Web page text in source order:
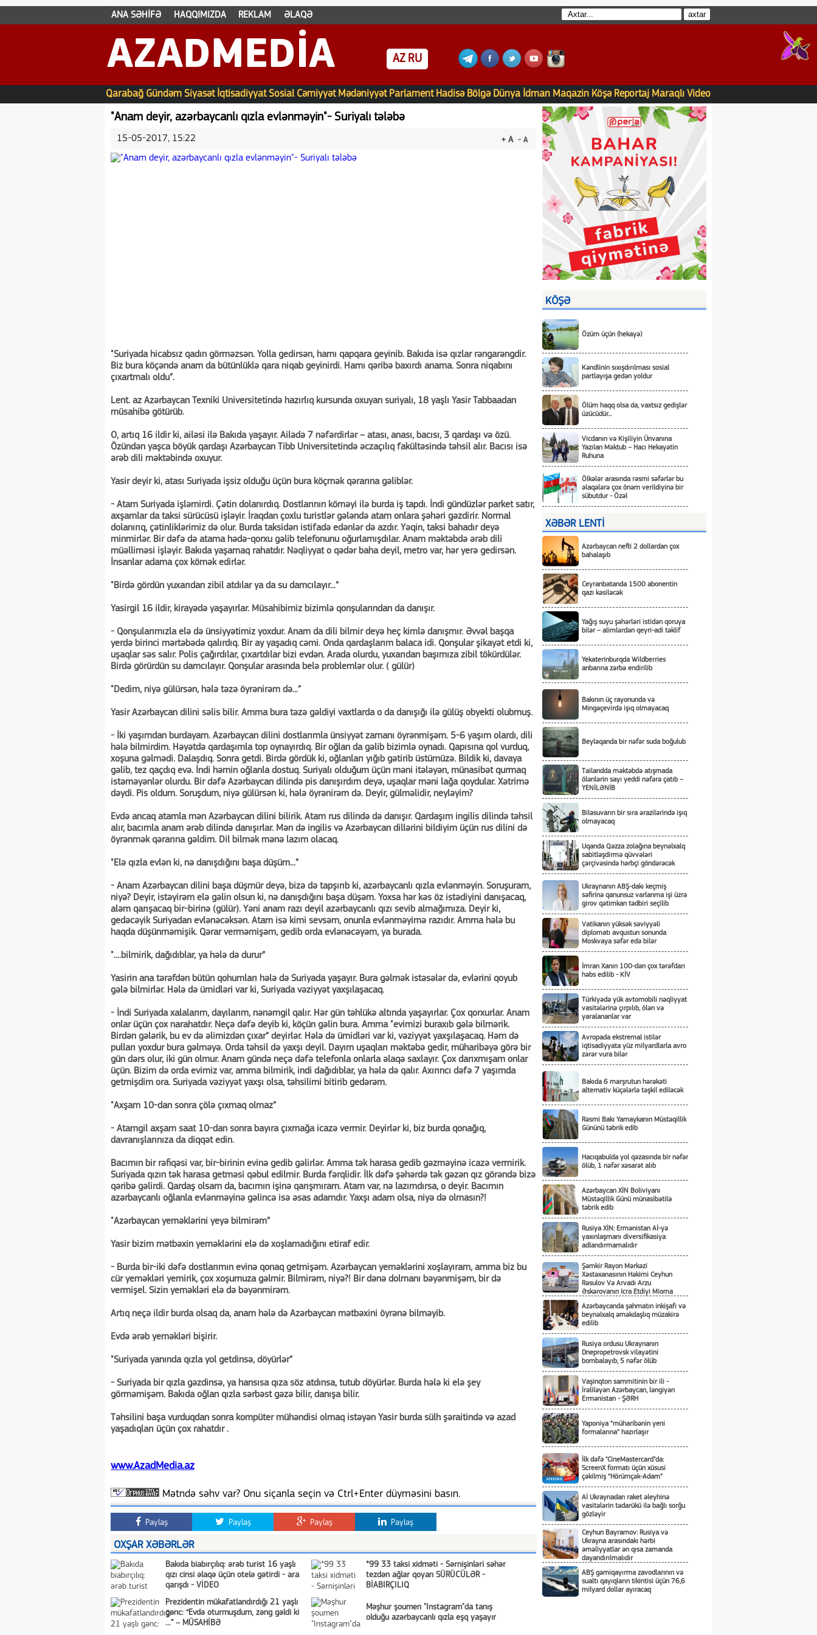
ANA SƏHİFƏ HAQQIMIZDA REKLAM ƏLAQƏ
AZADMEDIA AZ RU
Qarabağ Gündəm Siyasət İqtisadiyyat Sosial Cəmiyyət Mədəniyyət Parlament Hadisə Bölgə Dünya İdman Maqazin Köşə Reportaj Maraqlı Video
"Anam deyir, azərbaycanlı qızla evlənməyin"- Suriyalı tələbə
+ A - A
15-05-2017, 15:22
"Suriyada hicabsız qadın görməzsən. Yolla gedirsən, hamı qapqara geyinib. Bakıda isə qızlar rəngarəngdir.
Biz bura köçəndə anam da bütünlüklə qara niqab geyinirdi. Hamı qəribə baxırdı anama. Sonra niqabını
çıxartmalı oldu”.
Lent. az Azərbaycan Texniki Universitetində hazırlıq kursunda oxuyan suriyalı, 18 yaşlı Yasir Tabbaadan
müsahibə götürüb.
O, artıq 16 ildir ki, ailəsi ilə Bakıda yaşayır. Ailədə 7 nəfərdirlər – atası, anası, bacısı, 3 qardaşı və özü.
Özündən yaşca böyük qardaşı Azərbaycan Tibb Universitetində əczaçılıq fakültəsində təhsil alır. Bacısı isə
ərəb dili məktəbində oxuyur.
Yasir deyir ki, atası Suriyada işsiz olduğu üçün bura köçmək qərarına gəliblər.
- Atam Suriyada işləmirdi. Çətin dolanırdıq. Dostlarının köməyi ilə burda iş tapdı. İndi gündüzlər parket satır,
axşamlar da taksi sürücüsü işləyir. İraqdan çoxlu turistlər gələndə atam onlara şəhəri gəzdirir. Normal
dolanırıq, çətinliklərimiz də olur. Burda taksidən istifadə edənlər də azdır. Yəqin, taksi bahadır deyə
minmirlər. Bir dəfə də atama hədə-qorxu gəlib telefonunu oğurlamışdılar. Anam məktəbdə ərəb dili
müəlliməsi işləyir. Bakıda yaşamaq rahatdır. Nəqliyyat o qədər baha deyil, metro var, hər yerə gedirsən.
İnsanlar adama çox kömək edirlər.
"Birdə gördün yuxarıdan zibil atdılar ya da su damcılayır...”
Yasirgil 16 ildir, kirayədə yaşayırlar. Müsahibimiz bizimlə qonşularından da danışır.
- Qonşularımızla elə də ünsiyyətimiz yoxdur. Anam da dili bilmir deyə heç kimlə danışmır. Əvvəl başqa
yerdə birinci mərtəbədə qalırdıq. Bir ay yaşadıq cəmi. Onda qardaşlarım balaca idi. Qonşular şikayət etdi ki,
uşaqlar səs salır. Polis çağırdılar, çıxartdılar bizi evdən. Arada olurdu, yuxarıdan başımıza zibil tökürdülər.
Birdə görürdün su damcılayır. Qonşular arasında belə problemlər olur. ( gülür)
"Dedim, niyə gülürsən, hələ təzə öyrənirəm də...”
Yasir Azərbaycan dilini səlis bilir. Amma bura təzə gəldiyi vaxtlarda o da danışığı ilə gülüş obyekti olubmuş.
- İki yaşımdan burdayam. Azərbaycan dilini dostlarımla ünsiyyət zamanı öyrənmişəm. 5-6 yaşım olardı, dili
hələ bilmirdim. Həyətdə qardaşımla top oynayırdıq. Bir oğlan da gəlib bizimlə oynadı. Qapısına qol vurduq,
xoşuna gəlmədi. Dalaşdıq. Sonra getdi. Birdə gördük ki, oğlanları yığıb gətirib üstümüzə. Bildik ki, davaya
gəlib, tez qaçdıq evə. İndi həmin oğlanla dostuq. Suriyalı olduğum üçün məni itələyən, münasibət qurmaq
istəməyənlər olurdu. Bir dəfə Azərbaycan dilində pis danışırdım deyə, uşaqlar məni lağa qoydular. Xətrimə
dəydi. Pis oldum. Soruşdum, niyə gülürsən ki, hələ öyrənirəm də. Deyir, gülməlidir, neyləyim?
Evdə ancaq atamla mən Azərbaycan dilini bilirik. Atam rus dilində də danışır. Qardaşım ingilis dilində təhsil
alır, bacımla anam ərəb dilində danışırlar. Mən də ingilis və Azərbaycan dillərini bildiyim üçün rus dilini də
öyrənmək qərarına gəldim. Dil bilmək mənə lazım olacaq.
"Elə qızla evlən ki, nə danışdığını başa düşüm...”
- Anam Azərbaycan dilini başa düşmür deyə, bizə də tapşırıb ki, azərbaycanlı qızla evlənməyin. Soruşuram,
niyə? Deyir, istəyirəm elə gəlin olsun ki, nə danışdığını başa düşəm. Yoxsa hər kəs öz istədiyini danışacaq,
aləm qarışacaq bir-birinə (gülür). Yəni anam razı deyil azərbaycanlı qızı sevib almağımıza. Deyir ki,
gedəcəyik Suriyadan evlənəcəksən. Atam isə kimi sevsəm, onunla evlənməyimə razıdır. Amma hələ bu
haqda düşünməmişik. Qərar verməmişəm, gedib orda evlənəcəyəm, ya burada.
"....bilmirik, dağıdıblar, ya hələ də durur”
Yasirin ana tərəfdən bütün qohumları hələ də Suriyada yaşayır. Bura gəlmək istəsələr də, evlərini qoyub
gələ bilmirlər. Hələ də ümidləri var ki, Suriyada vəziyyət yaxşılaşacaq.
- İndi Suriyada xalalarım, dayılarım, nənəmgil qalır. Hər gün təhlükə altında yaşayırlar. Çox qorxurlar. Anam
onlar üçün çox narahatdır. Neçə dəfə deyib ki, köçün gəlin bura. Amma "evimizi buraxıb gələ bilmərik.
Birdən gələrik, bu ev də əlimizdən çıxar” deyirlər. Hələ də ümidləri var ki, vəziyyət yaxşılaşacaq. Həm də
pulları yoxdur bura gəlməyə. Orda təhsil də yaxşı deyil. Dayım uşaqları məktəbə gedir, müharibəyə görə bir
gün dərs olur, iki gün olmur. Anam gündə neçə dəfə telefonla onlarla əlaqə saxlayır. Çox darıxmışam onlar
üçün. Bizim də orda evimiz var, amma bilmirik, indi dağıdıblar, ya hələ də qalır. Axırıncı dəfə 7 yaşımda
getmişdim ora. Suriyada vəziyyət yaxşı olsa, təhsilimi bitirib gedərəm.
"Axşam 10-dan sonra çölə çıxmaq olmaz”
- Atamgil axşam saat 10-dan sonra bayıra çıxmağa icazə vermir. Deyirlər ki, biz burda qonağıq,
davranışlarınıza da diqqət edin.
Bacımın bir rəfiqəsi var, bir-birinin evinə gedib gəlirlər. Amma tək harasa gedib gəzməyinə icazə vermirik.
Suriyada qızın tək harasa getməsi qəbul edilmir. Burda fərqlidir. İlk dəfə şəhərdə tək gəzən qız görəndə bizə
qəribə gəlirdi. Qardaş olsam da, bacımın işinə qarışmıram. Atam var, nə lazımdırsa, o deyir. Bacımın
azərbaycanlı oğlanla evlənməyinə gəlincə isə əsas adamdır. Yaxşı adam olsa, niyə də olmasın?!
"Azərbaycan yeməklərini yeyə bilmirəm”
Yasir bizim mətbəxin yeməklərini elə də xoşlamadığını etiraf edir.
- Burda bir-iki dəfə dostlarımın evinə qonaq getmişəm. Azərbaycan yeməklərini xoşlayıram, amma biz bu
cür yeməkləri yemirik, çox xoşumuza gəlmir. Bilmirəm, niyə?! Bir dənə dolmanı bəyənmişəm, bir də
vermişel. Sizin yeməkləri elə də bəyənmirəm.
Artıq neçə ildir burda olsaq da, anam hələ də Azərbaycan mətbəxini öyrənə bilməyib.
Evdə ərəb yeməkləri bişirir.
"Suriyada yanında qızla yol getdinsə, döyürlər”
- Suriyada bir qızla gəzdinsə, ya hansısa qıza söz atdınsa, tutub döyürlər. Burda hələ ki elə şey
görməmişəm. Bakıda oğlan qızla sərbəst gəzə bilir, danışa bilir.
Təhsilini başa vurduqdan sonra kompüter mühəndisi olmaq istəyən Yasir burda sülh şəraitində və azad
yaşadıqları üçün çox rahatdır .
www.AzadMedia.az
Mətndə səhv var? Onu siçanla seçin və Ctrl+Enter düyməsini basın.
Paylaş Paylaş Paylaş Paylaş
OXŞAR XƏBƏRLƏR
Bakıda biabırçılıq: ərəb turist 16 yaşlı
qızı cinsi əlaqə üçün otelə gətirdi - ara
qarışdı - VİDEO
*99 33 taksi xidməti - Sərnişinləri səhər
tezdən ağlar qoyan SÜRÜCÜLƏR -
BİABIRÇILIQ
Prezidentin mükafatlandırdığı 21 yaşlı
gənc: “Evdə oturmuşdum, zəng gəldi ki
...” – MÜSAHİBƏ
Məşhur şoumen "Instagram"da tanış
olduğu azərbaycanlı qızla eşq yaşayır
KÖŞƏ
Özüm üçün (hekayə)
Kəndlinin sıxışdırılması sosial
partlayışa gedən yoldur
Ölüm haqq olsa da, vaxtsız gedişlər
üzücüdür...
Vicdanın və Kişiliyin Ünvanına
Yazılan Məktub – Hacı Hekayətin
Ruhuna
Ölkələr arasında rəsmi səfərlər bu
əlaqələrə çox önəm verildiyinə bir
sübutdur - Özəl
XƏBƏR LENTİ
Azərbaycan nefti 2 dollardan çox
bahalaşıb
Ceyranbatanda 1500 abonentin
qazı kəsiləcək
Yağış suyu şəhərləri istidən qoruya
bilər – alimlərdən qeyri-adi təklif
Yekaterinburqda Wildberries
anbarına zərbə endirilib
Bakının üç rayonunda və
Mingəçevirdə işıq olmayacaq
Beyləqanda bir nəfər suda boğulub
Tailandda məktəbdə atışmada
ölənlərin sayı yeddi nəfərə çatıb –
YENİLƏNİB
Biləsuvarın bir sıra ərazilərində işıq
olmayacaq
Uqanda Qəzza zolağına beynəlxalq
sabitləşdirmə qüvvələri
çərçivəsində hərbçi göndərəcək
Ukraynanın ABŞ-dakı keçmiş
səfirinə qanunsuz varlanma işi üzrə
girov qətimkan tədbiri seçilib
Vatikanın yüksək səviyyəli
diplomatı avqustun sonunda
Moskvaya səfər edə bilər
İmran Xanın 100-dən çox tərəfdarı
həbs edilib - KİV
Türkiyədə yük avtomobili nəqliyyat
vasitələrinə çırpılıb, ölən və
yaralananlar var
Avropada ekstremal istilər
iqtisadiyyata yüz milyardlarla avro
zərər vura bilər
Bakıda 6 marşrutun hərəkəti
alternativ küçələrlə təşkil ediləcək
Rəsmi Bakı Yamaykanın Müstəqillik
Gününü təbrik edib
Hacıqabulda yol qəzasında bir nəfər
ölüb, 1 nəfər xəsarət alıb
Azərbaycan XİN Boliviyanı
Müstəqillik Günü münasibətilə
təbrik edib
Rusiya XİN: Ermənistan Aİ-yə
yaxınlaşmanı diversifikasiya
adlandırmamalıdır
Şəmkir Rayon Mərkəzi
Xəstəxanasının Həkimi Ceyhun
Rəsulov Və Arvadı Arzu
Əskərovanın Icra Etdiyi Mioma
Ölümü Ilə Bağlı Şəmkir Rayon
Prokrurluğunda Araşdırma Aparılır
Azərbaycanda şahmatın inkişafı və
beynəlxalq əməkdaşlıq müzakirə
edilib
Rusiya ordusu Ukraynanın
Dnepropetrovsk vilayətini
bombalayıb, 5 nəfər ölüb
Vaşinqton sammitinin bir ili -
İrəliləyən Azərbaycan, ləngiyən
Ermənistan - ŞƏRH
Yaponiya “müharibənin yeni
formalarına” hazırlaşır
İlk dəfə "CineMastercard"da:
ScreenX formatı üçün xüsusi
çəkilmiş “Hörümçək-Adam”
Aİ Ukraynadan raket əleyhinə
vasitələrin tədarükü ilə bağlı sorğu
gözləyir
Ceyhun Bayramov: Rusiya və
Ukrayna arasındakı hərbi
əməliyyatlar ən qısa zamanda
dayandırılmalıdır
ABŞ gəmiqayırma zavodlarının və
sualtı qayıqların tikintisi üçün 76,6
milyard dollar ayıracaq